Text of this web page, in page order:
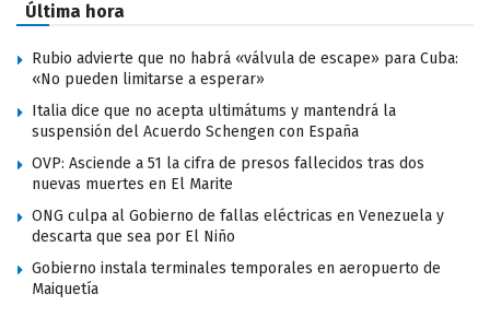
Última hora
Rubio advierte que no habrá «válvula de escape» para Cuba:
«No pueden limitarse a esperar»
Italia dice que no acepta ultimátums y mantendrá la
suspensión del Acuerdo Schengen con España
OVP: Asciende a 51 la cifra de presos fallecidos tras dos
nuevas muertes en El Marite
ONG culpa al Gobierno de fallas eléctricas en Venezuela y
descarta que sea por El Niño
Gobierno instala terminales temporales en aeropuerto de
Maiquetía